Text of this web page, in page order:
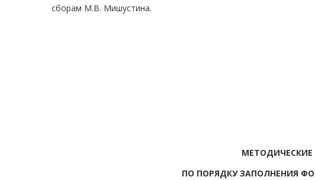
сборам М.В. Мишустина.
МЕТОДИЧЕСКИЕ
ПО ПОРЯДКУ ЗАПОЛНЕНИЯ